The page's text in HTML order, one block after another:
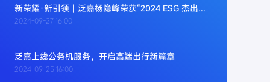
新荣耀·新引领丨泛嘉杨隐峰荣获“2024 ESG 杰出浙商”，以智能服务引领绿色发展
2024-09-27 16:00
泛嘉上线公务机服务，开启高端出行新篇章
2024-09-25 16:00